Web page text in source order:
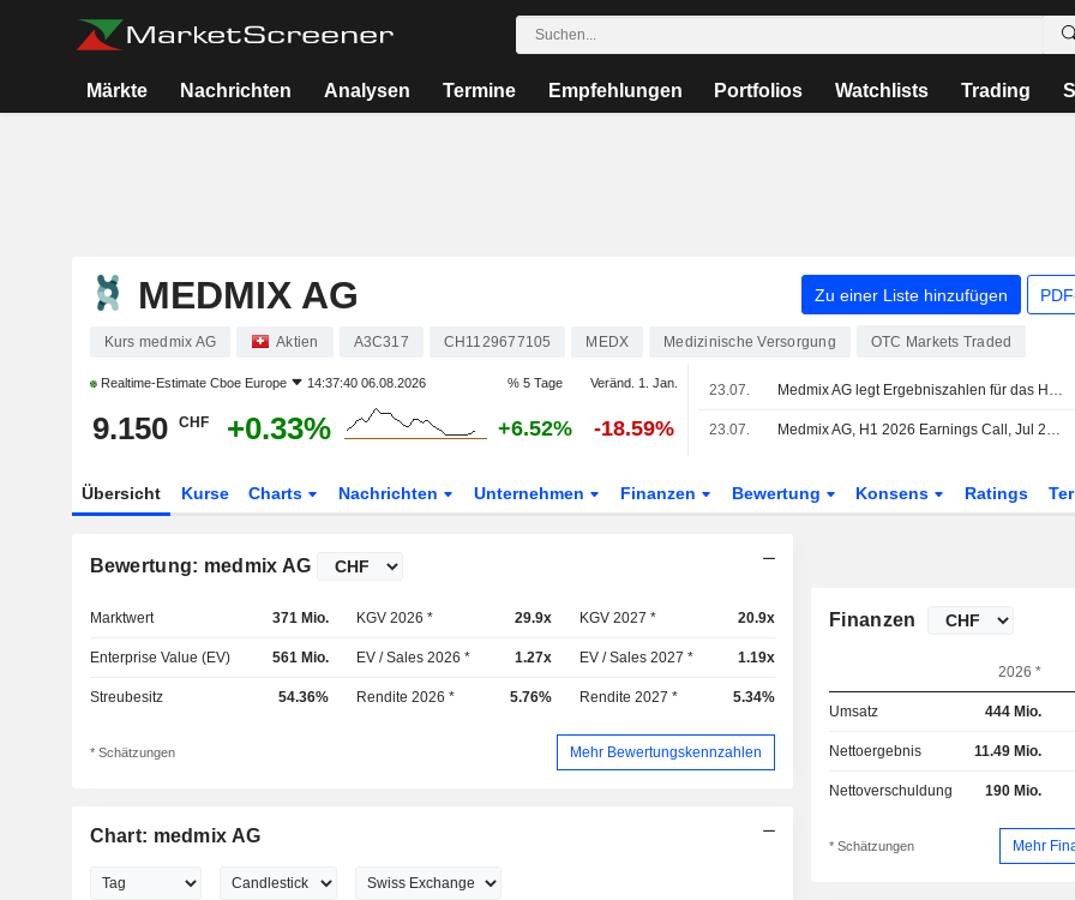
Märkte Nachrichten Analysen Termine Empfehlungen Portfolios Watchlists Trading
MEDMIX AG Zu einer Liste hinzufügen
Kurs medmix AG Aktien A3C317 CH1129677105 MEDX Medizinische Versorgung OTC Markets Traded
Realtime-Estimate Cboe Europe 14:37:40 06.08.2026 % 5 Tage Veränd. 1. Jan.
9.150 CHF +0.33% +6.52% -18.59%
23.07. Medmix AG legt Ergebniszahlen für das Halbjahr zum 30. Juni 2026 vor
23.07. Medmix AG, H1 2026 Earnings Call, Jul 23, 2026
Übersicht Kurse Charts Nachrichten Unternehmen Finanzen Bewertung Konsens Ratings
Bewertung: medmix AG
Marktwert 371 Mio. KGV 2026 * 29.9x KGV 2027 * 20.9x
Enterprise Value (EV) 561 Mio. EV / Sales 2026 * 1.27x EV / Sales 2027 * 1.19x
Streubesitz 54.36% Rendite 2026 * 5.76% Rendite 2027 * 5.34%
* Schätzungen Mehr Bewertungskennzahlen
Chart: medmix AG
Finanzen
2026 *
Umsatz 444 Mio.
Nettoergebnis 11.49 Mio.
Nettoverschuldung 190 Mio.
* Schätzungen Mehr